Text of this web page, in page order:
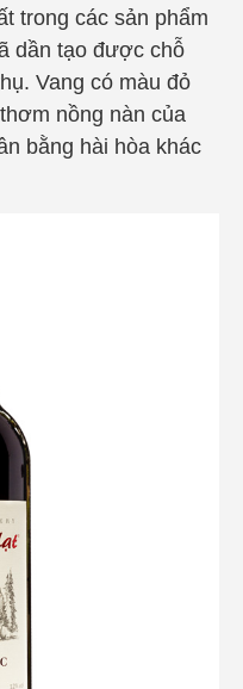
trong các sản phẩm
dần tạo được chỗ
Vang có màu đỏ
nồng nàn của
bằng hài hòa khác